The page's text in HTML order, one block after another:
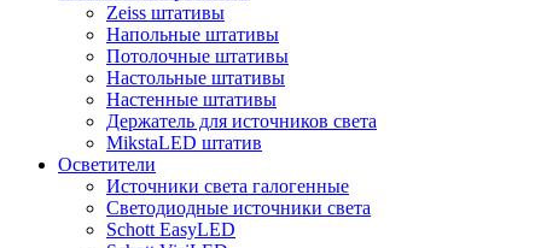
Zeiss штативы
Напольные штативы
Потолочные штативы
Настольные штативы
Настенные штативы
Держатель для источников света
MikstaLED штатив
Осветители
Источники света галогенные
Светодиодные источники света
Schott EasyLED